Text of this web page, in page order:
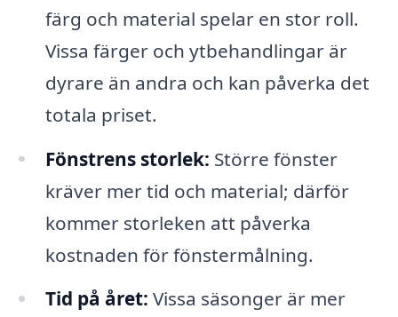
färg och material spelar en stor roll.
Vissa färger och ytbehandlingar är
dyrare än andra och kan påverka det
totala priset.
Fönstrens storlek: Större fönster
kräver mer tid och material; därför
kommer storleken att påverka
kostnaden för fönstermålning.
Tid på året: Vissa säsonger är mer